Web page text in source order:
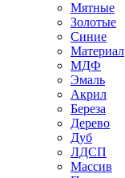
Мятные
Золотые
Синие
Материал
МДФ
Эмаль
Акрил
Береза
Дерево
Дуб
ЛДСП
Массив